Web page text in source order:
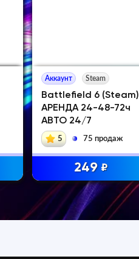
Аккаунт Steam
Battlefield 6 (Steam)
АРЕНДА 24-48-72ч
АВТО 24/7
5 75 продаж
249 ₽